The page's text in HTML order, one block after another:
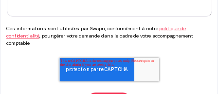
Ces informations sont utilisées par Swapn, conformément à notre politique de
confidentialité, pour gérer votre demande dans le cadre de votre accompagnement
comptable